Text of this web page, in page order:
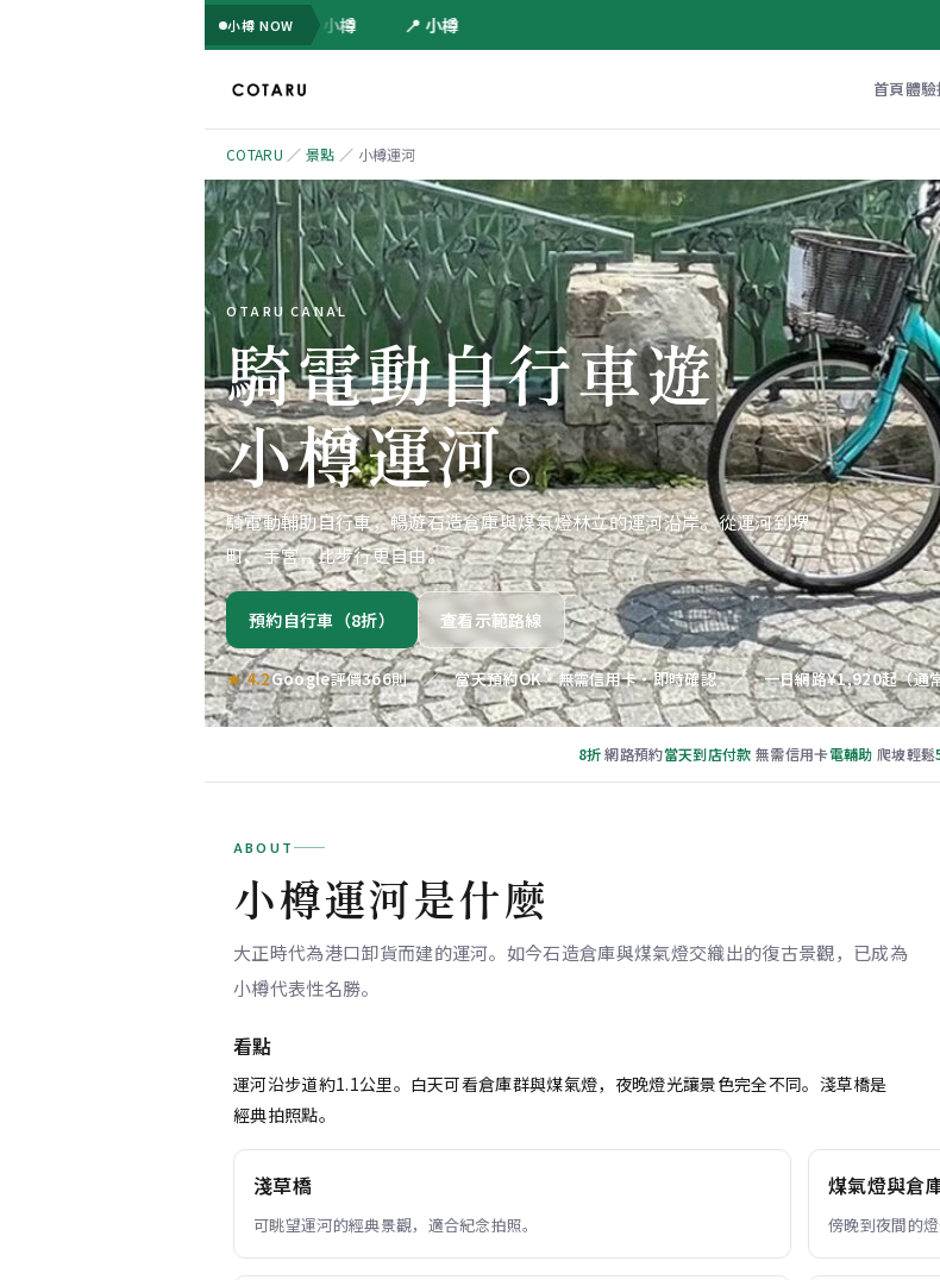
小樽 NOW 📍 小樽 📍 小樽
首頁體驗
COTARU ／ 景點 ／ 小樽運河
OTARU CANAL
騎電動自行車遊
小樽運河。
騎電動輔助自行車，暢遊石造倉庫與煤氣燈林立的運河沿岸。從運河到堺
町、手宮，比步行更自由。
預約自行車（8折） 查看示範路線
★ 4.2Google評價366則 ／ 當天預約OK・無需信用卡・即時確認 ／ 一日網路¥1,920起（通
8折網路預約當天到店付款 無需信用卡電輔助 爬坡輕鬆
ABOUT
小樽運河是什麼
大正時代為港口卸貨而建的運河。如今石造倉庫與煤氣燈交織出的復古景觀，已成為
小樽代表性名勝。
看點
運河沿步道約1.1公里。白天可看倉庫群與煤氣燈，夜晚燈光讓景色完全不同。淺草橋是
經典拍照點。
淺草橋
可眺望運河的經典景觀，適合紀念拍照。
煤氣燈與倉
傍晚到夜間的燈